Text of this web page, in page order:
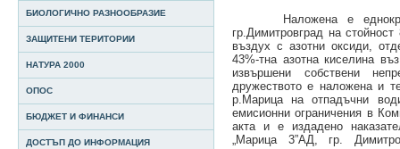
БИОЛОГИЧНО РАЗНООБРАЗИЕ
ЗАЩИТЕНИ ТЕРИТОРИИ
НАТУРА 2000
ОПОС
БЮДЖЕТ И ФИНАНСИ
ДОСТЪП ДО ИНФОРМАЦИЯ
Наложена е
гр.Димитровград на
въздух с азотни оксиди,
43%-тна азотна киселина
извършени собствени
дружеството е наложена и
р.Марица на отпадъчни
емисионни ограничения в
акта и е издадено
„Марица 3”АД, гр.